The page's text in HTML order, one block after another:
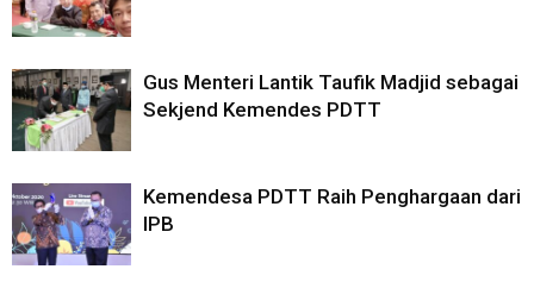
Gus Menteri Lantik Taufik Madjid sebagai
Sekjend Kemendes PDTT
Kemendesa PDTT Raih Penghargaan dari
IPB